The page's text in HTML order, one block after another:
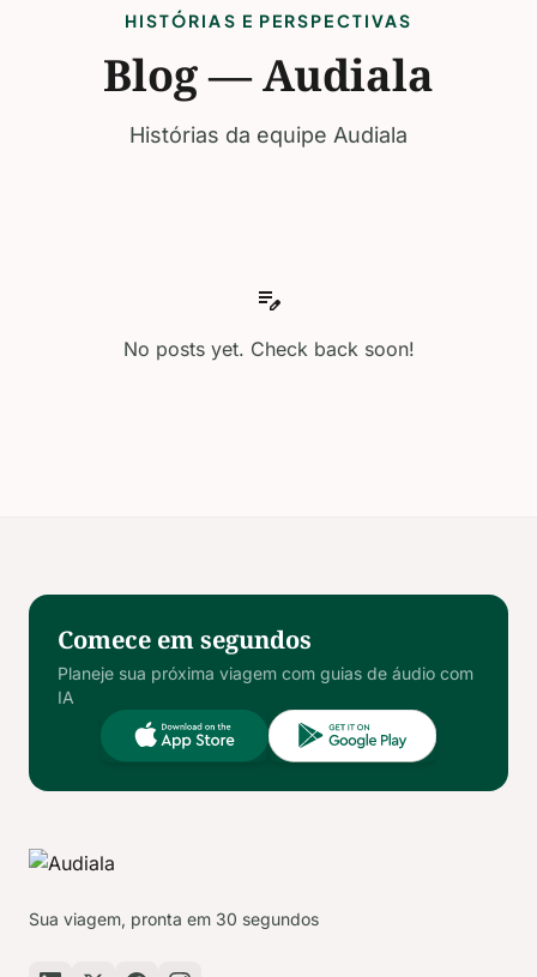
HISTÓRIAS E PERSPECTIVAS
Blog — Audiala
Histórias da equipe Audiala
edit_note
No posts yet. Check back soon!
Comece em segundos
Planeje sua próxima viagem com guias de áudio com
IA
Sua viagem, pronta em 30 segundos